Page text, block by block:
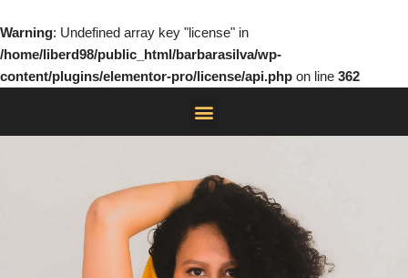
Warning: Undefined array key "license" in
/home/liberd98/public_html/barbarasilva/wp-
content/plugins/elementor-pro/license/api.php on line 362